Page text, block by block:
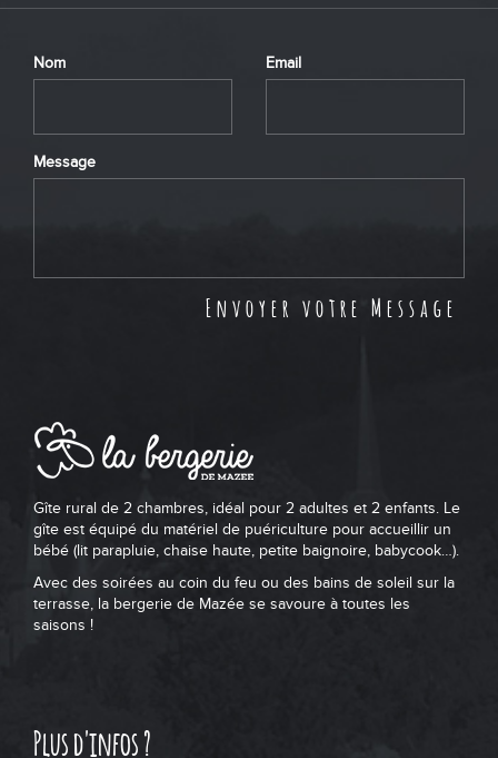
Nom Email
Message
Gîte rural de 2 chambres, idéal pour 2 adultes et 2 enfants. Le
gîte est équipé du matériel de puériculture pour accueillir un
bébé (lit parapluie, chaise haute, petite baignoire, babycook…).
Avec des soirées au coin du feu ou des bains de soleil sur la
terrasse, la bergerie de Mazée se savoure à toutes les
saisons !
Plus d'infos ?